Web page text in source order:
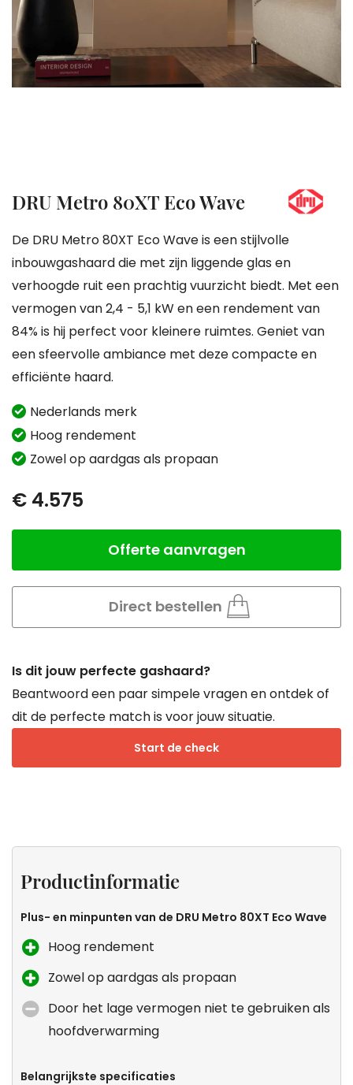
Ga
naar
het
begin
van
de
afbeeldingen-
gallerij
DRU Metro 80XT Eco Wave
De DRU Metro 80XT Eco Wave is een stijlvolle
inbouwgashaard die met zijn liggende glas en
verhoogde ruit een prachtig vuurzicht biedt. Met een
vermogen van 2,4 - 5,1 kW en een rendement van
84% is hij perfect voor kleinere ruimtes. Geniet van
een sfeervolle ambiance met deze compacte en
efficiënte haard.
Nederlands merk
Hoog rendement
Zowel op aardgas als propaan
€ 4.575
Direct bestellen
Offerte aanvragen
Is dit jouw perfecte gashaard?
Beantwoord een paar simpele vragen en ontdek of
dit de perfecte match is voor jouw situatie.
Start de check
Productinformatie
Plus- en minpunten van de DRU Metro 80XT Eco Wave
Hoog rendement
Zowel op aardgas als propaan
Door het lage vermogen niet te gebruiken als
hoofdverwarming
Belangrijkste specificaties